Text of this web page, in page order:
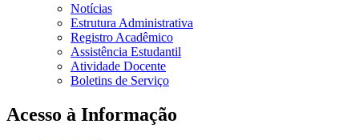
Notícias
Estrutura Administrativa
Registro Acadêmico
Assistência Estudantil
Atividade Docente
Boletins de Serviço
Acesso à Informação